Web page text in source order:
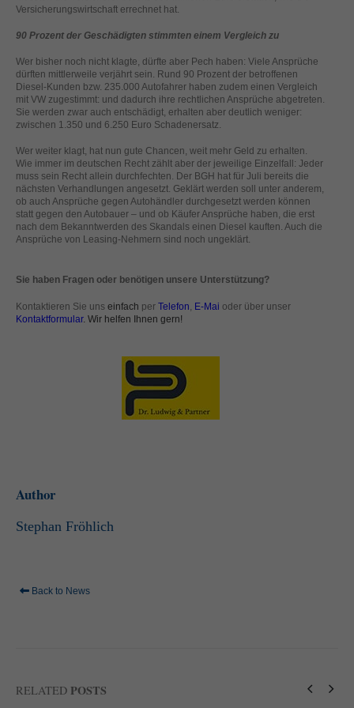
Versicherungswirtschaft errechnet hat.
90 Prozent der Geschädigten stimmten einem Vergleich zu
Wer bisher noch nicht klagte, dürfte aber Pech haben: Viele Ansprüche
dürften mittlerweile verjährt sein. Rund 90 Prozent der betroffenen
Diesel-Kunden bzw. 235.000 Autofahrer haben zudem einen Vergleich
mit VW zugestimmt: und dadurch ihre rechtlichen Ansprüche abgetreten.
Sie werden zwar auch entschädigt, erhalten aber deutlich weniger:
zwischen 1.350 und 6.250 Euro Schadenersatz.
Wer weiter klagt, hat nun gute Chancen, weit mehr Geld zu erhalten.
Wie immer im deutschen Recht zählt aber der jeweilige Einzelfall: Jeder
muss sein Recht allein durchfechten. Der BGH hat für Juli bereits die
nächsten Verhandlungen angesetzt. Geklärt werden soll unter anderem,
ob auch Ansprüche gegen Autohändler durchgesetzt werden können
statt gegen den Autobauer – und ob Käufer Ansprüche haben, die erst
nach dem Bekanntwerden des Skandals einen Diesel kauften. Auch die
Ansprüche von Leasing-Nehmern sind noch ungeklärt.
Sie haben Fragen oder benötigen unsere Unterstützung?
Kontaktieren Sie uns einfach per Telefon E-Mai oder über unser
Kontaktformular. Wir helfen Ihnen gern!
Author
Stephan Fröhlich
Back to News
RELATED POSTS
helfen, diese Website und Ihre Erfahrung zu verbessern.
Adressen), z. B. für personalisierte Anzeigen und Inhalte oder
Verwendung Ihrer Daten finden Sie in unserer
Datenschutzerklärung .
Hier finden Sie eine Übersicht über alle verwendeten Cookies. Sie
können Ihre Einwilligung zu ganzen Kategorien geben oder sich
weitere Informationen anzeigen lassen und so nur bestimmte
Alle akzeptieren Speichern
Zurück Nur essenzielle Cookies akzeptieren
Datenschutzeinstellungen
Essenziell (1)
Externe Medien (2)
standardmäßig blockiert. Wenn Cookies von externen Medien akzeptiert
werden, bedarf der Zugriff auf diese Inhalte keiner manuellen Einwilligung
Cookie-Informationen anzeigen